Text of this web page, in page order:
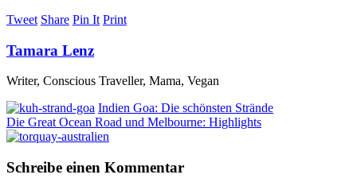
Tweet Share Pin It Print
Tamara Lenz
Writer, Conscious Traveller, Mama, Vegan
Indien Goa: Die schönsten Strände
Die Great Ocean Road und Melbourne: Highlights
Schreibe einen Kommentar